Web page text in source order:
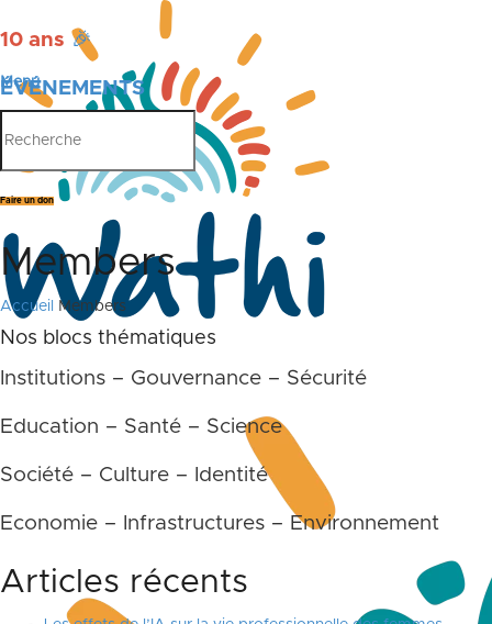
10 ans 🎉
ÉVÉNEMENTS
PUBLICATIONS
Menu
Faire un don
Members
Accueil Members
Nos blocs thématiques
Institutions – Gouvernance – Sécurité
Education – Santé – Science
Société – Culture – Identité
Economie – Infrastructures – Environnement
Articles récents